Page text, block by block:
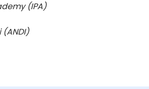
(IPA)